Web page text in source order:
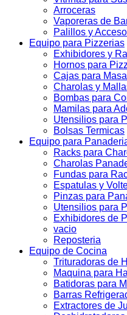
Arroceras
Vaporeras de
Palillos y
Equipo para Pizzerias
Exhibidores y
Hornos para
Cajas para
Charolas y
Bombas para
Mamilas para
Utensilios para
Bolsas Termicas
Equipo para
Racks para
Charolas
Fundas para
Espatulas y
Pinzas para
Utensilios para
Exhibidores de
vacio
Reposteria
Equipo de Cocina
Trituradoras de
Maquina para
Batidoras para
Barras
Extractores de